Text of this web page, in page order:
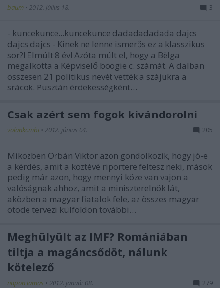
baum • 2012. július 18. 3
- kuncekunce...kuncekunce dadadadadada dajcs
dajcs dajcs - Kinek ne lenne ismerős ez a klasszikus
sor?! Elmúlt 8 év! Azóta múlt el, hogy a Bëlga
megalkotta a Képviselő boogie c. számát. A dalban
összesen 21 politikus nevét vették a szájukra a
srácok. Pusztán érdekességként…
Csak azért sem fogok kivándorolni
volankombi • 2012. június 04. 205
Miközben Orbán Viktor azon gondolkozik, hogy jó-e
a kérdés, amit a köztévé riportere feltesz neki, mások
pedig már azon, hogy mennyi köze van vajon a
valóságnak ahhoz, amit a miniszterelnök lát,
aközben a magyar fiatalok fele, az összes magyar
ötöde tervezi külföldön további…
Meghülyült az IMF? Romániában
tiltja a magáncsődöt, nálunk
kötelező
napon tamas • 2012. január 08. 279